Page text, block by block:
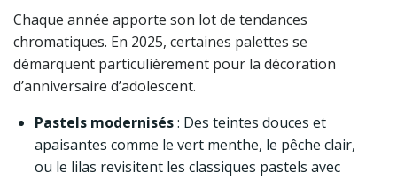
Chaque année apporte son lot de tendances
chromatiques. En 2025, certaines palettes se
démarquent particulièrement pour la décoration
d’anniversaire d’adolescent.
Pastels modernisés: Des teintes douces et
apaisantes comme le vert menthe, le pêche clair,
ou le lilas revisitent les classiques pastels avec